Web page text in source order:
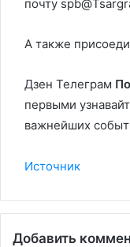
почту
А также
Дзен Телеграм
первыми
важнейших
Источник
Добавить